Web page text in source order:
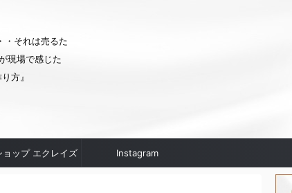
・それは売るた
現場で感じた
方』
ップ エクレイズ Instagram